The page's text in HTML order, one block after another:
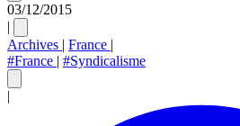
03/12/2015
|
Archives | France |
#France | #Syndicalisme
|